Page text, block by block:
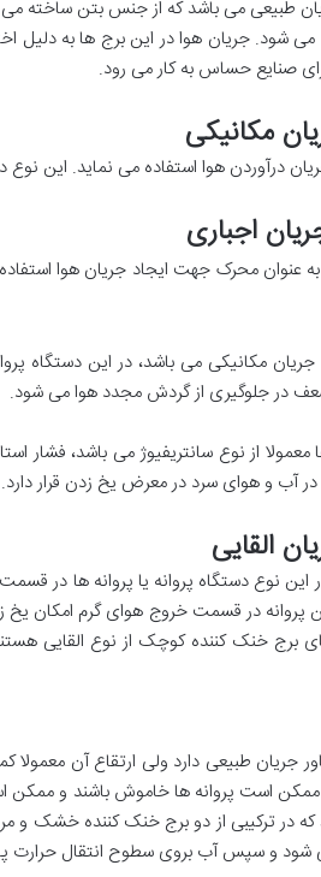
طبیعی می باشد که از جنس بتن ساخته می
می شود. جریان هوا در این برج ها به
صنایع حساس به کار می رود.
مکانیکی
درآوردن هوا استفاده می نماید. این
اجباری
عنوان محرک جهت ایجاد جریان هوا
جریان مکانیکی می باشد، در این دستگاه
در جلوگیری از گردش مجدد هوا می شود.
از نوع سانتریفیوژ می باشد، فشار
در آب و هوای سرد در معرض یخ زدن قرار دارد.
القایی
این نوع دستگاه پروانه یا پروانه ها در
پروانه در قسمت خروج هوای گرم
برج خنک کننده کوچک از نوع القایی
جریان طبیعی دارد ولی ارتقاع آن
است پروانه ها خاموش باشند و ممکن
در ترکیبی از دو برج خنک کننده خشک و
شود و سپس آب بروی سطوح انتقال